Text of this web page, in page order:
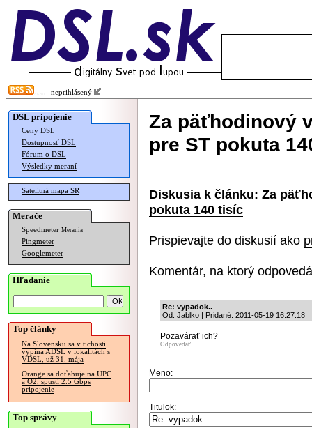
neprihlásený
DSL pripojenie
Ceny DSL
Dostupnosť DSL
Fórum o DSL
Výsledky meraní
Satelitná mapa SR
Merače
Speedmeter Merania
Pingmeter
Googlemeter
Hľadanie
Top články
Na Slovensku sa v tichosti
vypína ADSL v lokalitách s
VDSL, už 31. mája
Orange sa doťahuje na UPC
a O2, spustí 2.5 Gbps
pripojenie
Top správy
Za päťhodinový
pre ST pokuta
Diskusia k článku: Za
pokuta 140 tisíc
Prispievajte do diskusií ako
Komentár, na ktorý
Re: vypadok..
Od: Jablko | Pridané: 2011-05-19 16:27:18
Pozavárať ich?
Odpovedať
Meno:
Titulok: